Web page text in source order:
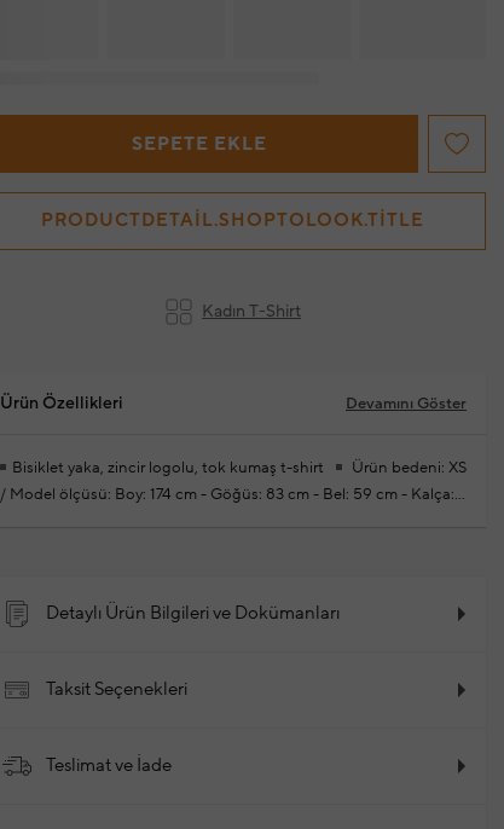
SEPETE EKLE
PRODUCTDETAIL.SHOPTOLOOK.TITLE
Kadın T-Shirt
Ürün Özellikleri Devamını Göster
Bisiklet yaka, zincir logolu, tok kumaş t-shirt
Ürün bedeni: XS
/ Model ölçüsü: Boy: 174 cm - Göğüs: 83 cm - Bel: 59 cm - Kalça:
Detaylı Ürün Bilgileri ve Dokümanları
Taksit Seçenekleri
Teslimat ve İade